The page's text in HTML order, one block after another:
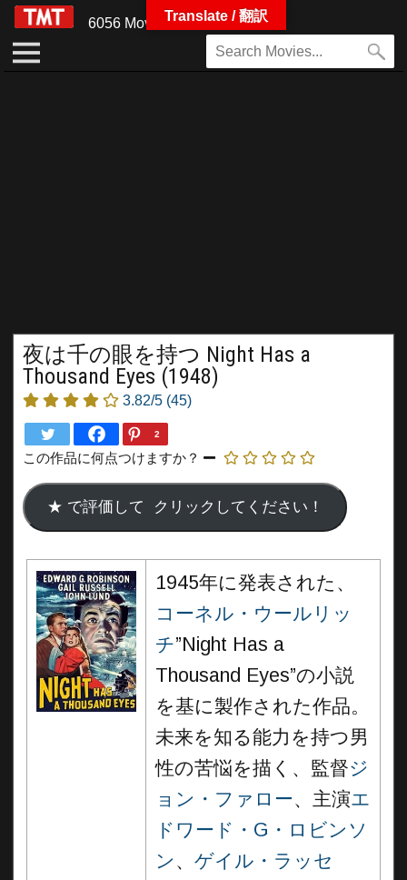
6056 Movies
夜は千の眼を持つ Night Has a
Thousand Eyes (1948)
3.82/5 (45)
2
この作品に何点つけますか？
1945年に発表された、
コーネル・ウールリッ
チ”Night Has a
Thousand Eyes”の小説
を基に製作された作品。
未来を知る能力を持つ男
性の苦悩を描く、監督ジ
ョン・ファロー、主演エ
ドワード・G・ロビンソ
ン 、 ゲイル・ラッセ
Translate / 翻訳